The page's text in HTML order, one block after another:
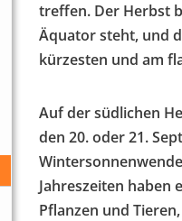
treffen. Der Herbst
Äquator steht, und
kürzesten und am
Auf der südlichen
den 20. oder 21.
Jahreszeiten haben
Pflanzen und